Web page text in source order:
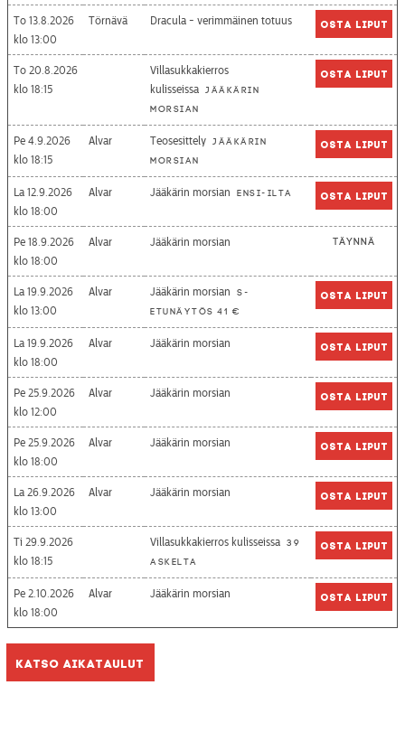
To 13.8.2026
13:00
Törnävä Dracula - verimmäinen totuus Osta liput
To 20.8.2026
18:15
Villasukkakierros
kulisseissa Jääkärin
morsian
Osta liput
Pe 4.9.2026
18:15
Alvar Teosesittely Jääkärin
morsian
Osta liput
La 12.9.2026
18:00
Alvar Jääkärin morsian Ensi-ilta Osta liput
Pe 18.9.2026
18:00
Alvar Jääkärin morsian Täynnä
La 19.9.2026
13:00
Alvar Jääkärin morsian
S-
etunäytös 41 €
Osta liput
La 19.9.2026
18:00
Alvar Jääkärin morsian Osta liput
Pe 25.9.2026
12:00
Alvar Jääkärin morsian Osta liput
Pe 25.9.2026
18:00
Alvar Jääkärin morsian Osta liput
La 26.9.2026
13:00
Alvar Jääkärin morsian Osta liput
Ti 29.9.2026
18:15
Villasukkakierros kulisseissa 39
askelta
Osta liput
Pe 2.10.2026
18:00
Alvar Jääkärin morsian Osta liput
Katso aikataulut